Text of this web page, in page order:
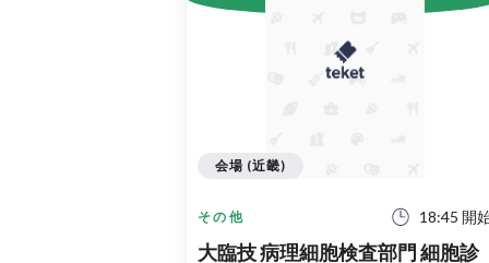
その他 18:45 開
大臨技 病理細胞検査部門 細胞診
会場 (近畿)